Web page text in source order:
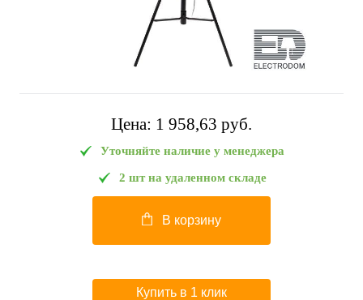
Цена: 1 958,63 pуб.
Уточняйте наличие у менеджера
2 шт на удаленном складе
В корзину
Купить в 1 клик